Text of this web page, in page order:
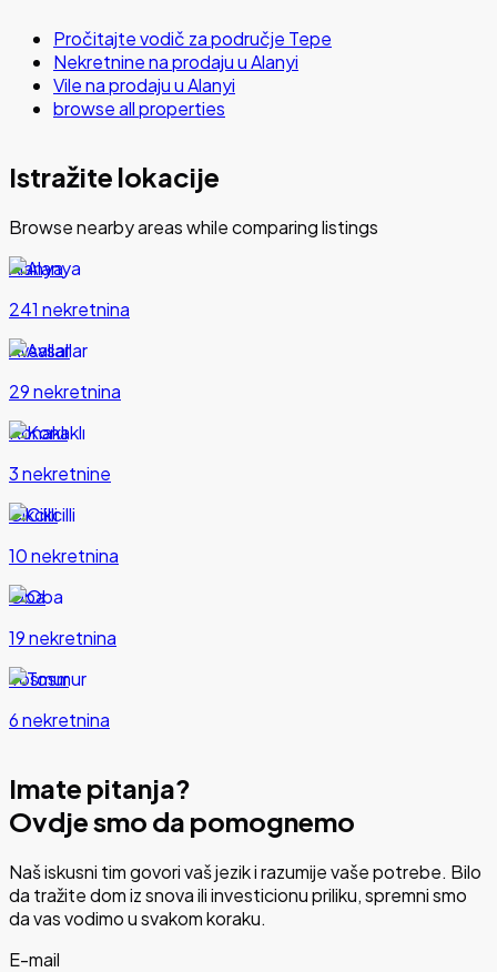
Pročitajte vodič za područje Tepe
Nekretnine na prodaju u Alanyi
Vile na prodaju u Alanyi
browse all properties
Istražite lokacije
Browse nearby areas while comparing listings
Alanya
241 nekretnina
Avsallar
29 nekretnina
Konaklı
3 nekretnine
Cikcilli
10 nekretnina
Oba
19 nekretnina
Tosmur
6 nekretnina
Imate pitanja?
Ovdje smo da pomognemo
Naš iskusni tim govori vaš jezik i razumije vaše potrebe. Bilo
da tražite dom iz snova ili investicionu priliku, spremni smo
da vas vodimo u svakom koraku.
E-mail